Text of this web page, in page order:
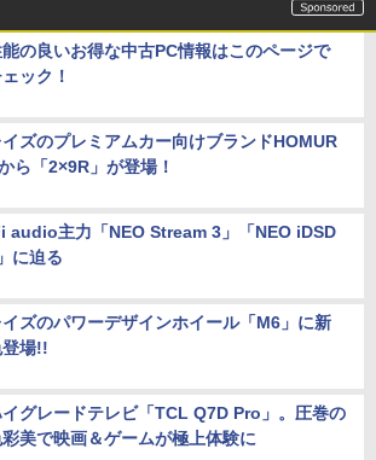
の良いお得な中古PC情報はこのページで
ック！
イズのプレミアムカー向けブランドHOMUR
ら「2×9R」が登場！
audio主力「NEO Stream 3」「NEO iDSD
に迫る
イズのパワーデザインホイール「M6」に新
場!!
グレードテレビ「TCL Q7D Pro」。圧巻の
美で映画＆ゲームが極上体験に